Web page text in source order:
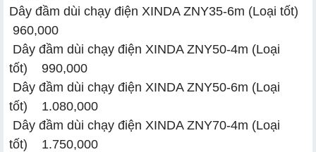
Dây đầm dùi chạy điện XINDA ZNY35-6m (Loại tốt)
960,000
Dây đầm dùi chạy điện XINDA ZNY50-4m (Loại
tốt) 990,000
Dây đầm dùi chạy điện XINDA ZNY50-6m (Loại
tốt) 1.080,000
Dây đầm dùi chạy điện XINDA ZNY70-4m (Loại
tốt) 1.750,000